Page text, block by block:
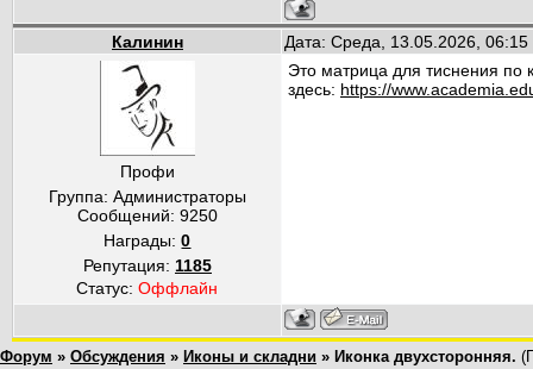
Калинин Дата: Среда, 13.05.2026,
Профи
Группа: Администраторы
Сообщений: 9250
Награды:0
Репутация: 1185
Статус:Оффлайн
Это матрица для тиснения
здесь: https://
Форум » Обсуждения » Иконы и складни » Иконка двухсторонняя.